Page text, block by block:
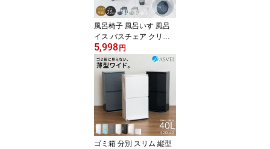
EL 資源 ゴミ 分別 ワゴン
3段 ワイド 43.0L EC】
風呂椅子 風呂いす 風呂
イス バスチェア クリア
クリア素材 お風呂 椅子 3
5cm 湯おけ セット おし
ゃれ 高め 洗いやすい 高
級感 通気性 母の日 父の
日 カビが生えにくい 清
潔 ホテルライク 透明 【
アスベル レリッシュ AS
VEL RELISH 35cm 湯桶
セット 】
5,998円
ゴミ箱 分別 スリム 縦型